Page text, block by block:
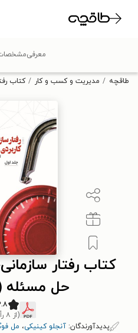
تخفیف از
طاقچه مدیریت و کسب و کار کتاب
کتاب رفتار
حل مسئله
۳.۸
(از ۸ رأی)
پدیدآورندگان: آنجلو کینیکی، مل
معرفی